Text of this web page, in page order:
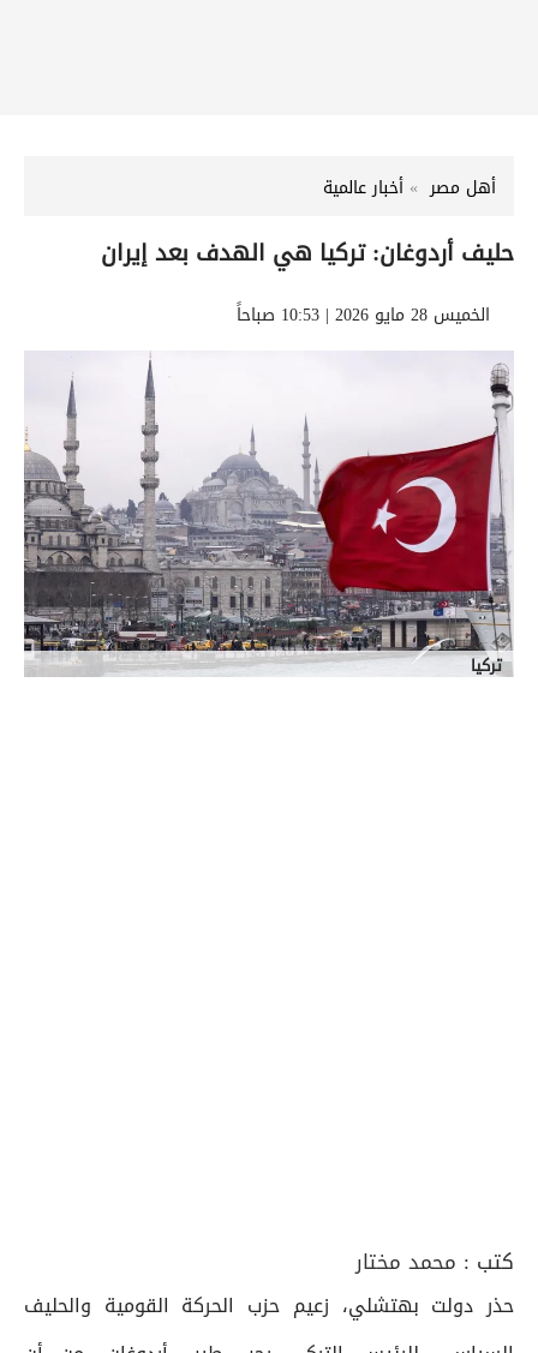
أهل مصر أخبار عالمية
حليف أردوغان: تركيا هي الهدف بعد إيران
الخميس 28 مايو 2026 | 10:53 صباحاً
تركيا
كتب : محمد مختار
حذر دولت بهتشلي، زعيم حزب الحركة القومية والحليف